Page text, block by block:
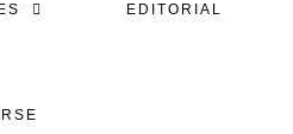
EDITORIAL